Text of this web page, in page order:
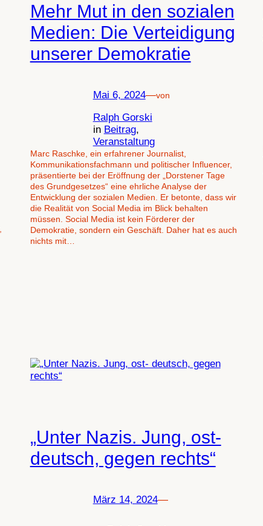
Mehr Mut in den sozialen
Medien: Die Verteidigung
unserer Demokratie
Mai 6, 2024—von
Ralph Gorski
in Beitrag
Veranstaltung
Marc Raschke, ein erfahrener Journalist,
Kommunikationsfachmann und politischer Influencer,
präsentierte bei der Eröffnung der „Dorstener Tage
des Grundgesetzes“ eine ehrliche Analyse der
Entwicklung der sozialen Medien. Er betonte, dass wir
die Realität von Social Media im Blick behalten
müssen. Social Media ist kein Förderer der
Demokratie, sondern ein Geschäft. Daher hat es auch
nichts mit…
„Unter Nazis. Jung, ost-
deutsch, gegen rechts“
März 14, 2024—